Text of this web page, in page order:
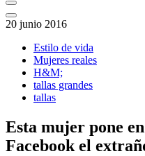
20 junio 2016
Estilo de vida
Mujeres reales
H&M;
tallas grandes
tallas
Esta mujer pone
Facebook el